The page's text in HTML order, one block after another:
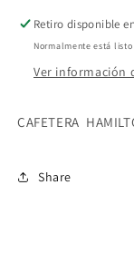
Retiro disponible en
Normalmente está listo
Ver información
CAFETERA
Share